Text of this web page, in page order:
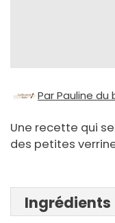
Par Pauline du
Une recette qui
des petites
Ingrédients